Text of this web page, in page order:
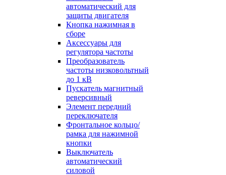
автоматический для
защиты двигателя
Кнопка нажимная в
сборе
Аксессуары для
регулятора частоты
Преобразователь
частоты низковольтный
до 1 кВ
Пускатель магнитный
реверсивный
Элемент передний
переключателя
Фронтальное кольцо/
рамка для нажимной
кнопки
Выключатель
автоматический
силовой